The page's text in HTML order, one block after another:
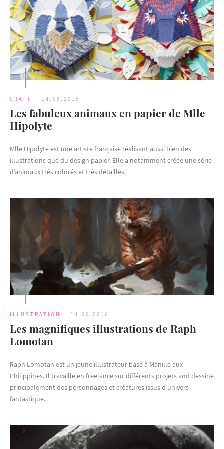
CRAFT 14.06.2016
Les fabuleux animaux en papier de Mlle
Hipolyte
Mlle Hipolyte est une artiste française réalisant aussi bien des
illustrations que du design papier. Elle a notamment créée une série
d’animaux très colorés et très détaillés.
ILLUSTRATION 14.06.2016
Les magnifiques illustrations de Raph
Lomotan
Raph Lomotan est un jeune illustrateur basé à Manille aux
Philippines. Il travaille en freelance sur différents projets and dessine
principalement des personnages et créatures issus d’univers
fantastique.